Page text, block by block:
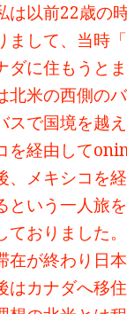
は以前22歳の
まして、当時
ダに住もうと
北米の西側の
スで国境を越
を経由して
、メキシコを
という一人旅
ておりました。
在が終わり日
はカナダへ移